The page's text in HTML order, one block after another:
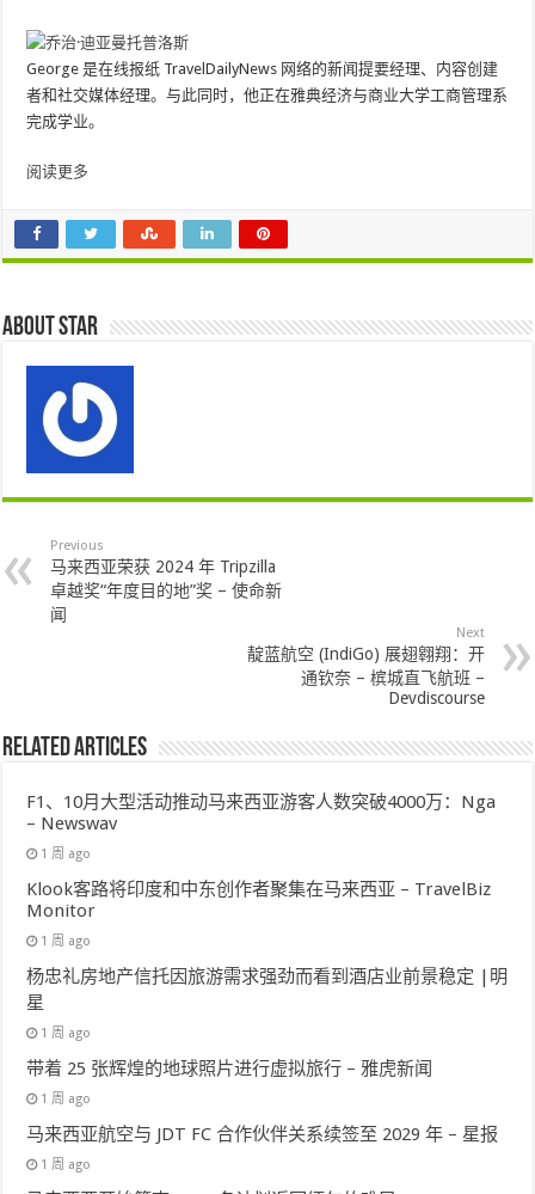
George 是在线报纸 TravelDailyNews 网络的新闻提要经理、内容创建
者和社交媒体经理。与此同时，他正在雅典经济与商业大学工商管理系
完成学业。
阅读更多
About star
Previous
马来西亚荣获 2024 年 Tripzilla
卓越奖“年度目的地”奖 – 使命新
闻
Next
靛蓝航空 (IndiGo) 展翅翱翔：开
通钦奈 – 槟城直飞航班 –
Devdiscourse
Related Articles
F1、10月大型活动推动马来西亚游客人数突破4000万：Nga
– Newswav
1 周 ago
Klook客路将印度和中东创作者聚集在马来西亚 – TravelBiz
Monitor
1 周 ago
杨忠礼房地产信托因旅游需求强劲而看到酒店业前景稳定 |明
星
1 周 ago
带着 25 张辉煌的地球照片进行虚拟旅行 – 雅虎新闻
1 周 ago
马来西亚航空与 JDT FC 合作伙伴关系续签至 2029 年 – 星报
1 周 ago